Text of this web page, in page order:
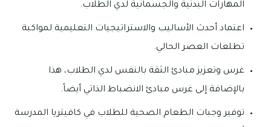
المهارات البدنية والجسمانية لدي الطلاب.
اعتماد أحدث الأساليب والاستراتيجيات التعليمية لمواكبة
تطلعات العصر الحالي.
غرس وتعزيز مبادئ الثقة بالنفس لدي الطلاب، هذا
بالإضافة إلى غرس مبادئ الانضباط الذاتي أيضاً.
توفير وجبات الطعام الصحية للطلاب في كافيتريا المدرسة